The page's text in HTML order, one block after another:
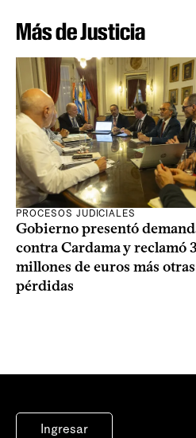
Más de Justicia
PROCESOS JUDICIALES
Gobierno presentó
contra Cardama y reclamó
millones de euros más otras
pérdidas
Ingresar